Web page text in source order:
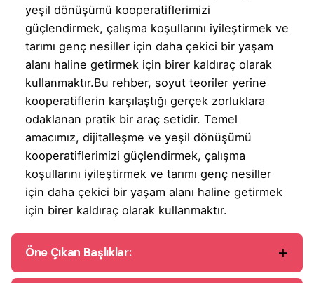
yeşil dönüşümü kooperatiflerimizi
güçlendirmek, çalışma koşullarını iyileştirmek ve
tarımı genç nesiller için daha çekici bir yaşam
alanı haline getirmek için birer kaldıraç olarak
kullanmaktır.Bu rehber, soyut teoriler yerine
kooperatiflerin karşılaştığı gerçek zorluklara
odaklanan pratik bir araç setidir. Temel
amacımız, dijitalleşme ve yeşil dönüşümü
kooperatiflerimizi güçlendirmek, çalışma
koşullarını iyileştirmek ve tarımı genç nesiller
için daha çekici bir yaşam alanı haline getirmek
için birer kaldıraç olarak kullanmaktır.
Öne Çıkan Başlıklar: